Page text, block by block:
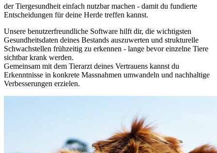
der Tiergesundheit einfach nutzbar machen - damit du fundierte
Entscheidungen für deine Herde treffen kannst.
Unsere benutzerfreundliche Software hilft dir, die wichtigsten
Gesundheitsdaten deines Bestands auszuwerten und strukturelle
Schwachstellen frühzeitig zu erkennen - lange bevor einzelne Tiere
sichtbar krank werden.
Gemeinsam mit dem Tierarzt deines Vertrauens kannst du
Erkenntnisse in konkrete Massnahmen umwandeln und nachhaltige
Verbesserungen erzielen.